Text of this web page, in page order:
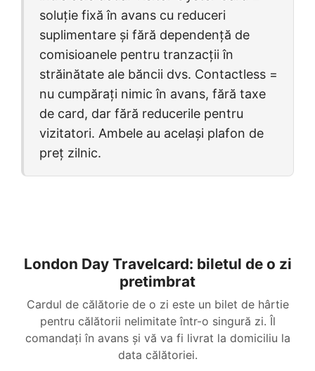
soluție fixă în avans cu reduceri
suplimentare și fără dependență de
comisioanele pentru tranzacții în
străinătate ale băncii dvs. Contactless =
nu cumpărați nimic în avans, fără taxe
de card, dar fără reducerile pentru
vizitatori. Ambele au același plafon de
preț zilnic.
London Day Travelcard: biletul de o zi
pretimbrat
Cardul de călătorie de o zi este un bilet de hârtie
pentru călătorii nelimitate într-o singură zi. Îl
comandați în avans și vă va fi livrat la domiciliu la
data călătoriei.